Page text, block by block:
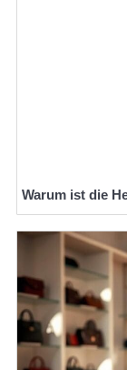
Warum ist die